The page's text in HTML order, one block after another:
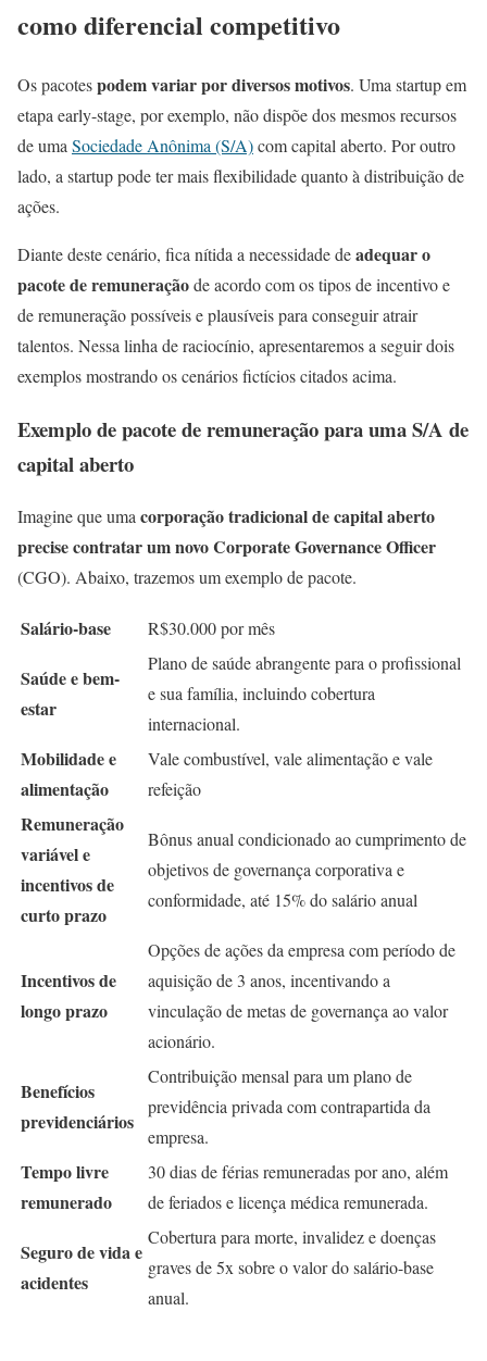
como diferencial competitivo
Os pacotespodem variar por diversos motivos. Uma startup em
etapa early-stage, por exemplo, não dispõe dos mesmos recursos
de uma Sociedade Anônima (S/A)com capital aberto. Por outro
lado, a startup pode ter mais flexibilidade quanto à distribuição de
ações.
Diante deste cenário, fica nítida a necessidade deadequar o
pacote de remuneraçãode acordo com os tipos de incentivo e
de remuneração possíveis e plausíveis para conseguir atrair
talentos. Nessa linha de raciocínio, apresentaremos a seguir dois
exemplos mostrando os cenários fictícios citados acima.
Exemplo de pacote de remuneração para uma S/A de
capital aberto
Imagine que umacorporação tradicional de capital aberto
precise contratar um novo Corporate Governance Officer
(CGO). Abaixo, trazemos um exemplo de pacote.
Salário-base R$30.000 por mês
Saúde e bem-
estar
Plano de saúde abrangente para o profissional
e sua família, incluindo cobertura
internacional.
Mobilidade e
alimentação
Vale combustível, vale alimentação e vale
refeição
Remuneração
variável e
incentivos de
curto prazo
Bônus anual condicionado ao cumprimento de
objetivos de governança corporativa e
conformidade, até 15% do salário anual
Incentivos de
longo prazo
Opções de ações da empresa com período de
aquisição de 3 anos, incentivando a
vinculação de metas de governança ao valor
acionário.
Benefícios
previdenciários
Contribuição mensal para um plano de
previdência privada com contrapartida da
empresa.
Tempo livre
remunerado
30 dias de férias remuneradas por ano, além
de feriados e licença médica remunerada.
Seguro de vida e
acidentes
Cobertura para morte, invalidez e doenças
graves de 5x sobre o valor do salário-base
anual.